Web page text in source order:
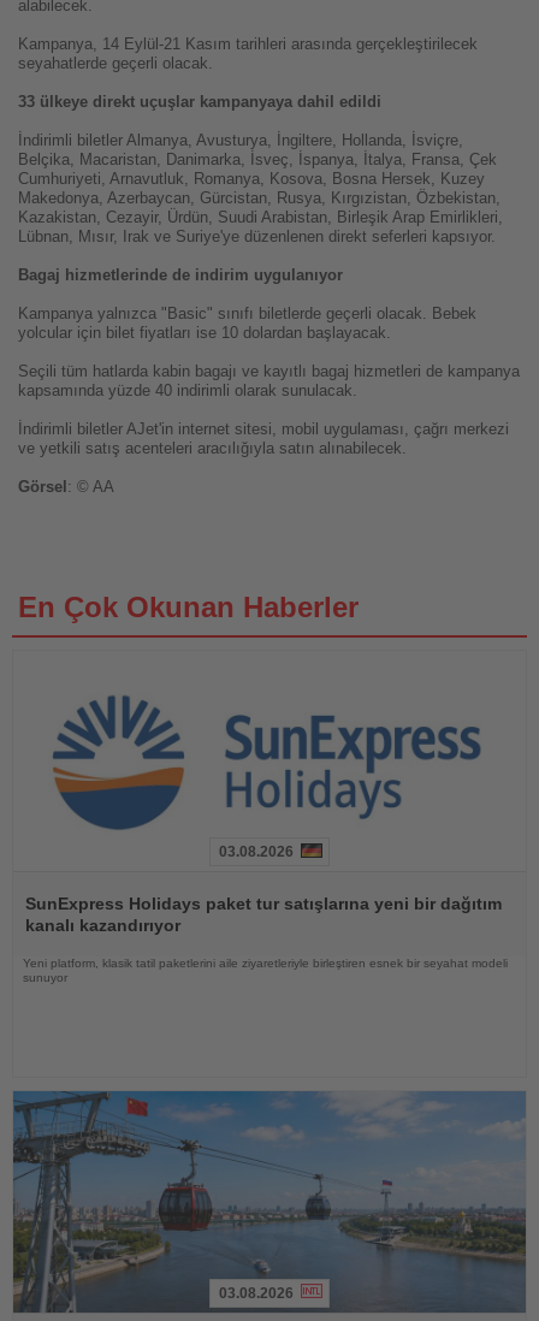
alabilecek.
Kampanya, 14 Eylül-21 Kasım tarihleri arasında gerçekleştirilecek
seyahatlerde geçerli olacak.
33 ülkeye direkt uçuşlar kampanyaya dahil edildi
İndirimli biletler Almanya, Avusturya, İngiltere, Hollanda, İsviçre,
Belçika, Macaristan, Danimarka, İsveç, İspanya, İtalya, Fransa, Çek
Cumhuriyeti, Arnavutluk, Romanya, Kosova, Bosna Hersek, Kuzey
Makedonya, Azerbaycan, Gürcistan, Rusya, Kırgızistan, Özbekistan,
Kazakistan, Cezayir, Ürdün, Suudi Arabistan, Birleşik Arap Emirlikleri,
Lübnan, Mısır, Irak ve Suriye'ye düzenlenen direkt seferleri kapsıyor.
Bagaj hizmetlerinde de indirim uygulanıyor
Kampanya yalnızca "Basic" sınıfı biletlerde geçerli olacak. Bebek
yolcular için bilet fiyatları ise 10 dolardan başlayacak.
Seçili tüm hatlarda kabin bagajı ve kayıtlı bagaj hizmetleri de kampanya
kapsamında yüzde 40 indirimli olarak sunulacak.
İndirimli biletler AJet'in internet sitesi, mobil uygulaması, çağrı merkezi
ve yetkili satış acenteleri aracılığıyla satın alınabilecek.
Görsel : © AA
En Çok Okunan Haberler
Oku
03.08.2026
SunExpress Holidays paket tur satışlarına yeni bir dağıtım
kanalı kazandırıyor
Yeni platform, klasik tatil paketlerini aile ziyaretleriyle birleştiren esnek bir seyahat modeli
sunuyor
03.08.2026